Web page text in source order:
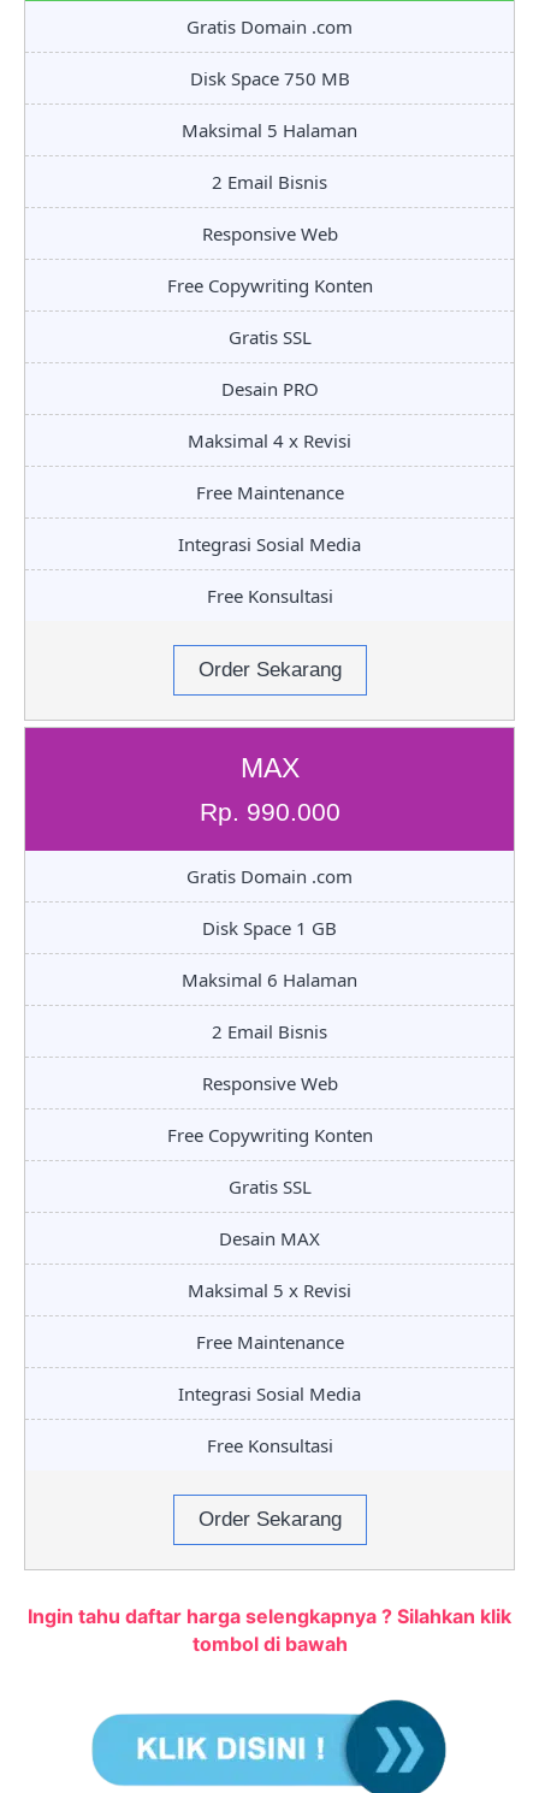
Gratis Domain .com
Disk Space 750 MB
Maksimal 5 Halaman
2 Email Bisnis
Responsive Web
Free Copywriting Konten
Gratis SSL
Desain PRO
Maksimal 4 x Revisi
Free Maintenance
Integrasi Sosial Media
Free Konsultasi
Order Sekarang
MAX
Rp. 990.000
Gratis Domain .com
Disk Space 1 GB
Maksimal 6 Halaman
2 Email Bisnis
Responsive Web
Free Copywriting Konten
Gratis SSL
Desain MAX
Maksimal 5 x Revisi
Free Maintenance
Integrasi Sosial Media
Free Konsultasi
Order Sekarang
Ingin tahu daftar harga selengkapnya ? Silahkan klik
tombol di bawah